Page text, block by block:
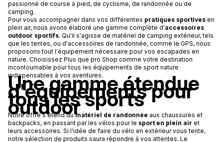
passionné de course à pied, de cyclisme, de randonnée ou de
camping.
Pour vous accompagner dans vos différentes pratiques sportives en
plein air, nous avons élaboré une gamme complète d'accessoires
outdoor sportifs. Qu'il s'agisse de matériel de camping extérieur, tels
que les tentes, ou d'accessoires de randonnée, comme le GPS, nous
proposons tout l'équipement nécessaire pour vos escapades en
nature. Choisissez Plus que pro Shop comme votre destination
incontournable pour tous les équipements de sport nature
indispensables à vos aventures.
Une gamme étendue
d'équipements pour
tous les sports
outdoor
Notre offre s'étend dumatériel de randonnée aux chaussures et
backpacks, en passant par les vélos pour le sport en plein air et
leurs accessoires. Si l'idée de faire du vélo en extérieur vous tente,
notre sélection de produits saura répondre à vos attentes. Le